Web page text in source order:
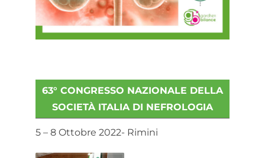
63° CONGRESSO NAZIONALE DELLA
SOCIETÀ ITALIA DI NEFROLOGIA
5 – 8 Ottobre 2022- Rimini